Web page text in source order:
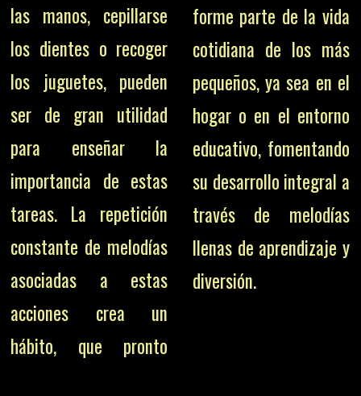
las manos, cepillarse
los dientes o recoger
los juguetes, pueden
ser de gran utilidad
para enseñar la
importancia de estas
tareas. La repetición
constante de melodías
asociadas a estas
acciones crea un
hábito, que pronto
forme parte de la vida
cotidiana de los más
pequeños, ya sea en el
hogar o en el entorno
educativo, fomentando
su desarrollo integral a
través de melodías
llenas de aprendizaje y
diversión.